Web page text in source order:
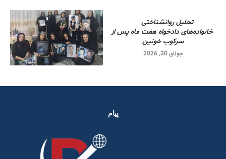
تحلیل روانشناختی
خانواده‌های دادخواه هفت ماه پس از
سرکوب خونین
جولای 30, 2026
پیام